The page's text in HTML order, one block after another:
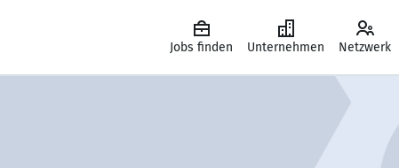
Jobs finden Unternehmen Netzwerk